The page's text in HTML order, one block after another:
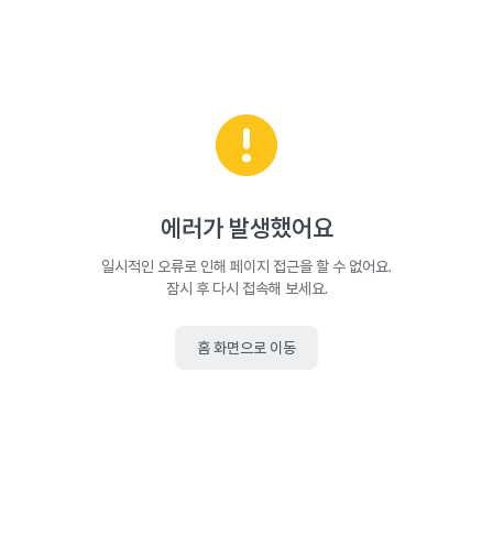
에러가 발생했어요
일시적인 오류로 인해 페이지 접근을 할 수 없어요.
잠시 후 다시 접속해 보세요.
홈 화면으로 이동